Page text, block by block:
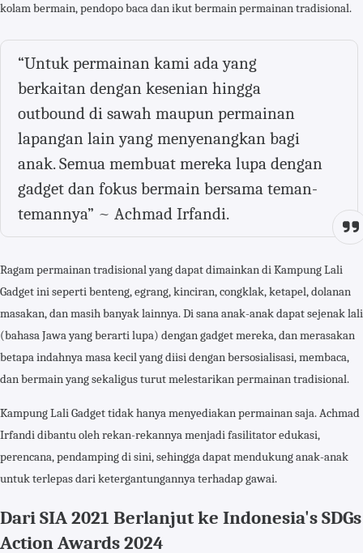
kolam bermain, pendopo baca dan ikut bermain permainan tradisional.
“Untuk permainan kami ada yang
berkaitan dengan kesenian hingga
outbound di sawah maupun permainan
lapangan lain yang menyenangkan bagi
anak. Semua membuat mereka lupa dengan
gadget dan fokus bermain bersama teman-
temannya” ~ Achmad Irfandi.
Ragam permainan tradisional yang dapat dimainkan di Kampung Lali
Gadget ini seperti benteng, egrang, kinciran, congklak, ketapel, dolanan
masakan, dan masih banyak lainnya. Di sana anak-anak dapat sejenak lali
(bahasa Jawa yang berarti lupa) dengan gadget mereka, dan merasakan
betapa indahnya masa kecil yang diisi dengan bersosialisasi, membaca,
dan bermain yang sekaligus turut melestarikan permainan tradisional.
Kampung Lali Gadget tidak hanya menyediakan permainan saja. Achmad
Irfandi dibantu oleh rekan-rekannya menjadi fasilitator edukasi,
perencana, pendamping di sini, sehingga dapat mendukung anak-anak
untuk terlepas dari ketergantungannya terhadap gawai.
Dari SIA 2021 Berlanjut ke Indonesia's SDGs
Action Awards 2024